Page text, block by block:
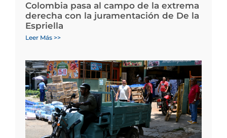
Colombia pasa al campo de la extrema
derecha con la juramentación de De la
Espriella
Leer Más >>